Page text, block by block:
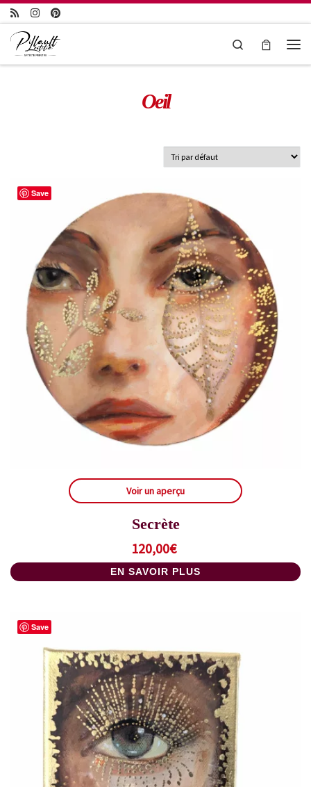
Passer au contenu
Search
Oeil
Save
Voir un aperçu
Secrète
120,00€
EN SAVOIR PLUS
Save